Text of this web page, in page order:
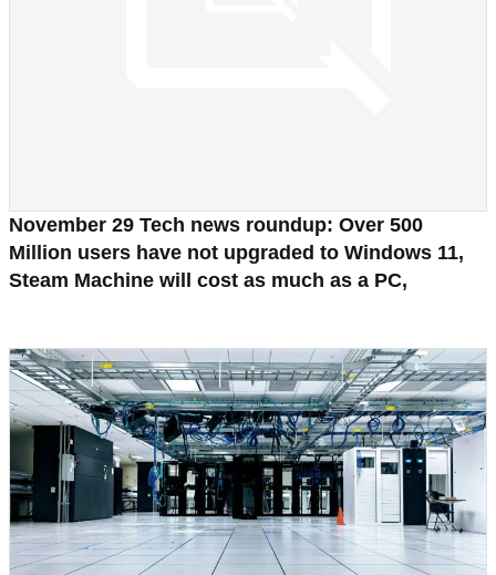
November 29 Tech news roundup: Over 500
Million users have not upgraded to Windows 11,
Steam Machine will cost as much as a PC,